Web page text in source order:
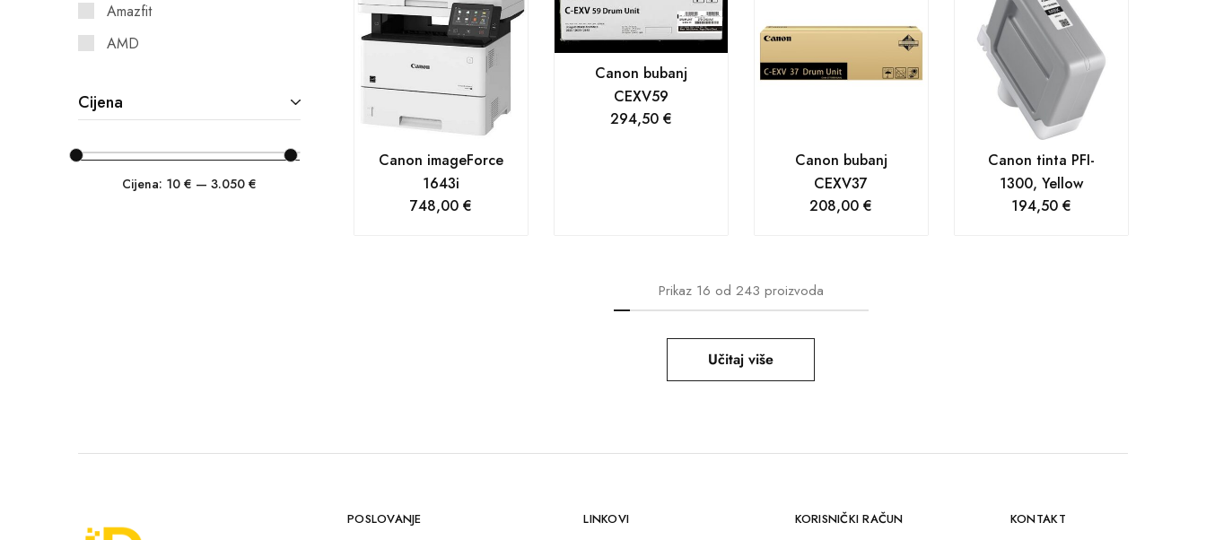
Canon imageForce
1643i
748,00 €
Canon bubanj
CEXV59
294,50 €
Canon bubanj
CEXV37
208,00€
Canon tinta PFI-
1300, Yellow
194,50 €
Prikaz16 od 243 proizvoda
Učitaj više
Amazfit
AMD
APC
Biostar
Cijena
Cijena: 10 € — 3.050 €
POSLOVANJE LINKOVI KORISNIČKI RAČUN KONTAKT